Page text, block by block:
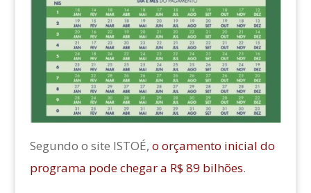
Segundo o site ISTOÉ, o orçamento inicial do
programa pode chegar a R$ 89 bilhões.